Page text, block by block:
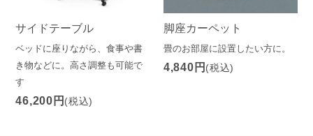
サイドテーブル
ベッドに座りながら、食事や書
き物などに。高さ調整も可能で
す
46,200円 (税込)
脚座カーペット
畳のお部屋に設置したい方に。
4,840円 (税込)